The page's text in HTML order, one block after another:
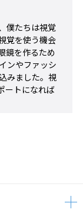
僕たちは視覚
覚を使う機会
鏡を作るため
ンやファッシ
みました。視
ートになれば